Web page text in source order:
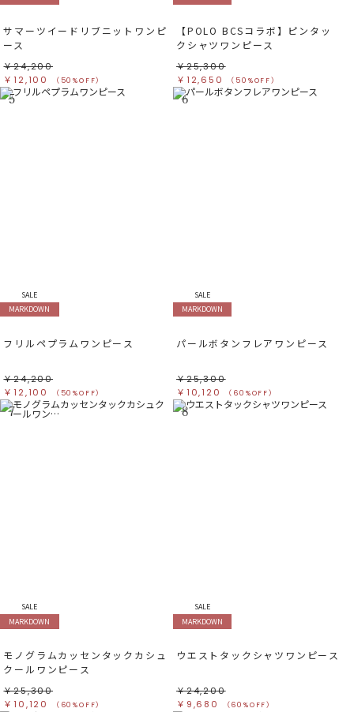
サマーツイードリブニットワンピ
ース
￥24,200
￥12,100
（50%OFF）
【POLO BCSコラボ】ピンタッ
クシャツワンピース
￥25,300
￥12,650
（50%OFF）
5
SALE
MARKDOWN
フリルペプラムワンピース
￥24,200
￥12,100
（50%OFF）
6
SALE
MARKDOWN
パールボタンフレアワンピース
￥25,300
￥10,120
（60%OFF）
7
SALE
MARKDOWN
モノグラムカッセンタックカシュ
クールワンピース
￥25,300
￥10,120
（60%OFF）
8
SALE
MARKDOWN
ウエストタックシャツワンピース
￥24,200
￥9,680
（60%OFF）